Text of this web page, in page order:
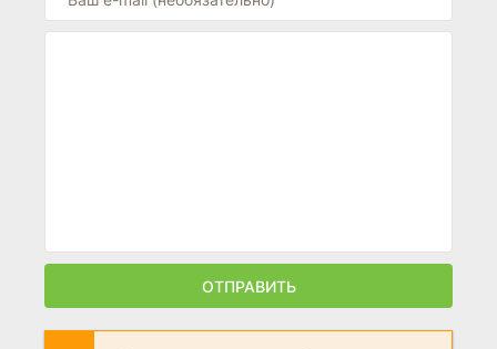
ОТПРАВИТЬ